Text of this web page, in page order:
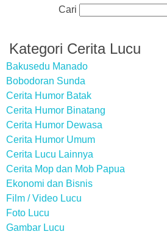
Cari
Kategori Cerita Lucu
Bakusedu Manado
Bobodoran Sunda
Cerita Humor Batak
Cerita Humor Binatang
Cerita Humor Dewasa
Cerita Humor Umum
Cerita Lucu Lainnya
Cerita Mop dan Mob Papua
Ekonomi dan Bisnis
Film / Video Lucu
Foto Lucu
Gambar Lucu